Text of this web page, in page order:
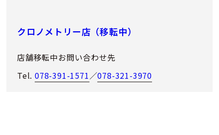
クロノメトリー店（移転中）
店舗移転中お問い合わせ先
Tel. 078-391-1571／078-321-3970